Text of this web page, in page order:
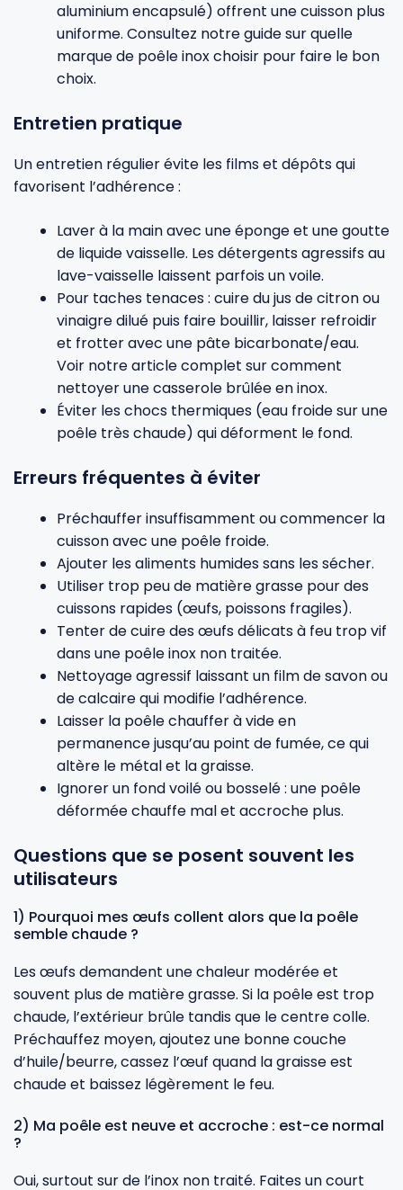
aluminium encapsulé) offrent une cuisson plus
uniforme. Consultez notre guide surquelle
marque de poêle inox choisir pour faire le bon
choix.
Entretien pratique
Un entretien régulier évite les films et dépôts qui
favorisent l’adhérence :
Laver à la main avec une éponge et une goutte
de liquide vaisselle. Les détergents agressifs au
lave-vaisselle laissent parfois un voile.
Pour taches tenaces : cuire du jus de citron ou
vinaigre dilué puis faire bouillir, laisser refroidir
et frotter avec une pâte bicarbonate/eau.
Voir notre article complet surcomment
nettoyer une casserole brûlée en inox.
Éviter les chocs thermiques (eau froide sur une
poêle très chaude) qui déforment le fond.
Erreurs fréquentes à éviter
Préchauffer insuffisamment ou commencer la
cuisson avec une poêle froide.
Ajouter les aliments humides sans les sécher.
Utiliser trop peu de matière grasse pour des
cuissons rapides (œufs, poissons fragiles).
Tenter de cuire des œufs délicats à feu trop vif
dans une poêle inox non traitée.
Nettoyage agressif laissant un film de savon ou
de calcaire qui modifie l’adhérence.
Laisser la poêle chauffer à vide en
permanence jusqu’au point de fumée, ce qui
altère le métal et la graisse.
Ignorer un fond voilé ou bosselé : une poêle
déformée chauffe mal et accroche plus.
Questions que se posent souvent les
utilisateurs
1) Pourquoi mes œufs collent alors que la poêle
semble chaude ?
Les œufs demandent une chaleur modérée et
souvent plus de matière grasse. Si la poêle est trop
chaude, l’extérieur brûle tandis que le centre colle.
Préchauffez moyen, ajoutez une bonne couche
d’huile/beurre, cassez l’œuf quand la graisse est
chaude et baissez légèrement le feu.
2) Ma poêle est neuve et accroche : est-ce normal
?
Oui, surtout sur de l’inox non traité. Faites un court